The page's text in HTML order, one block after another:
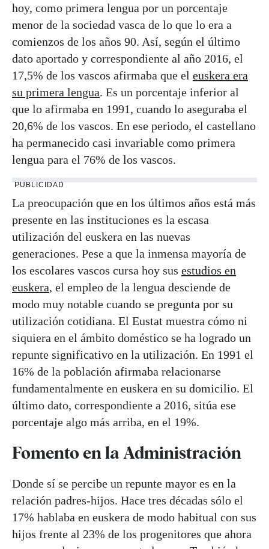
hoy, como primera lengua por un porcentaje
menor de la sociedad vasca de lo que lo era a
comienzos de los años 90. Así, según el último
dato aportado y correspondiente al año 2016, el
17,5% de los vascos afirmaba que el euskera era
su primera lengua. Es un porcentaje inferior al
que lo afirmaba en 1991, cuando lo aseguraba el
20,6% de los vascos. En ese periodo, el castellano
ha permanecido casi invariable como primera
lengua para el 76% de los vascos.
PUBLICIDAD
La preocupación que en los últimos años está más
presente en las instituciones es la escasa
utilización del euskera en las nuevas
generaciones. Pese a que la inmensa mayoría de
los escolares vascos cursa hoy sus estudios en
euskera, el empleo de la lengua desciende de
modo muy notable cuando se pregunta por su
utilización cotidiana. El Eustat muestra cómo ni
siquiera en el ámbito doméstico se ha logrado un
repunte significativo en la utilización. En 1991 el
16% de la población afirmaba relacionarse
fundamentalmente en euskera en su domicilio. El
último dato, correspondiente a 2016, sitúa ese
porcentaje algo más arriba, en el 19%.
Fomento en la Administración
Donde sí se percibe un repunte mayor es en la
relación padres-hijos. Hace tres décadas sólo el
17% hablaba en euskera de modo habitual con sus
hijos frente al 23% de los progenitores que ahora